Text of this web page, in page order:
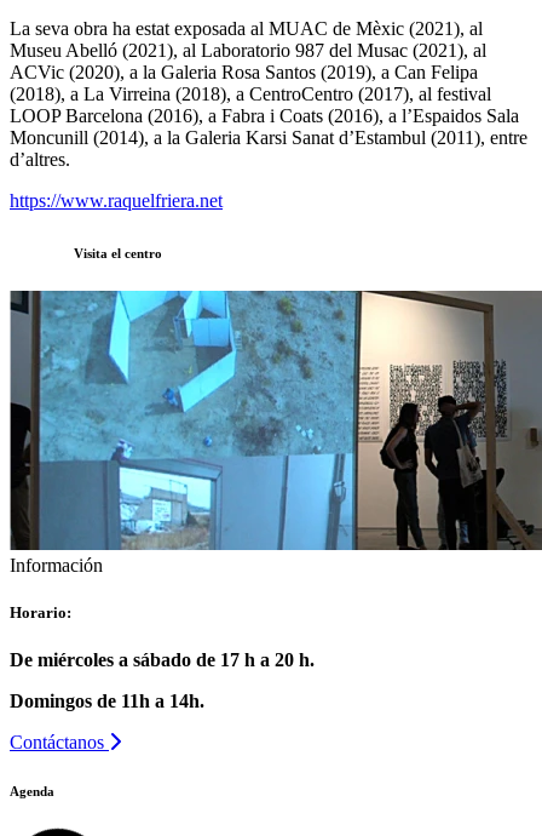
La seva obra ha estat exposada al MUAC de Mèxic (2021), al
Museu Abelló (2021), al Laboratorio 987 del Musac (2021), al
ACVic (2020), a la Galeria Rosa Santos (2019), a Can Felipa
(2018), a La Virreina (2018), a CentroCentro (2017), al festival
LOOP Barcelona (2016), a Fabra i Coats (2016), a l’Espaidos Sala
Moncunill (2014), a la Galeria Karsi Sanat d’Estambul (2011), entre
d’altres.
https://www.raquelfriera.net
Visita el centro
Información
Horario:
De miércoles a sábado de 17 h a 20 h.
Domingos de 11h a 14h.
Contáctanos
Agenda